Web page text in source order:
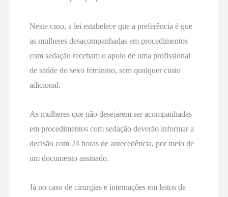
Neste caso, a lei estabelece que a preferência é que
as mulheres desacompanhadas em procedimentos
com sedação recebam o apoio de uma profissional
de saúde do sexo feminino, sem qualquer custo
adicional.
As mulheres que não desejarem ser acompanhadas
em procedimentos com sedação deverão informar a
decisão com 24 horas de antecedência, por meio de
um documento assinado.
Já no caso de cirurgias e internações em leitos de